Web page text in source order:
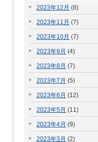
2023年12月 (8)
2023年11月 (7)
2023年10月 (7)
2023年9月 (4)
2023年8月 (7)
2023年7月 (5)
2023年6月 (12)
2023年5月 (11)
2023年4月 (9)
2023年3月 (2)